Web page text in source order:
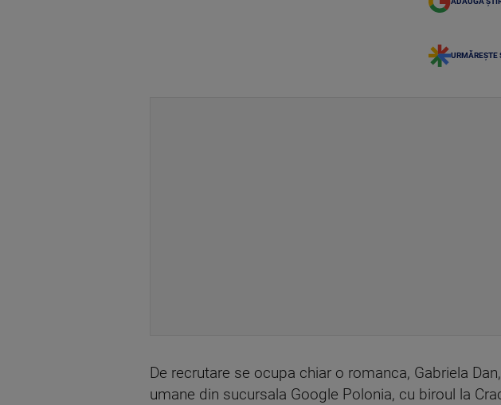
URMĂREȘTE
De recrutare se ocupa chiar o romanca, Gabriela
umane din sucursala Google Polonia, cu biroul la